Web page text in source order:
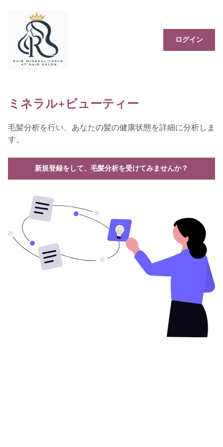
ログイン
ミネラル+ビューティー
毛髪分析を行い、あなたの髪の健康状態を詳細に分析しま
す。
新規登録をして、毛髪分析を受けてみませんか？